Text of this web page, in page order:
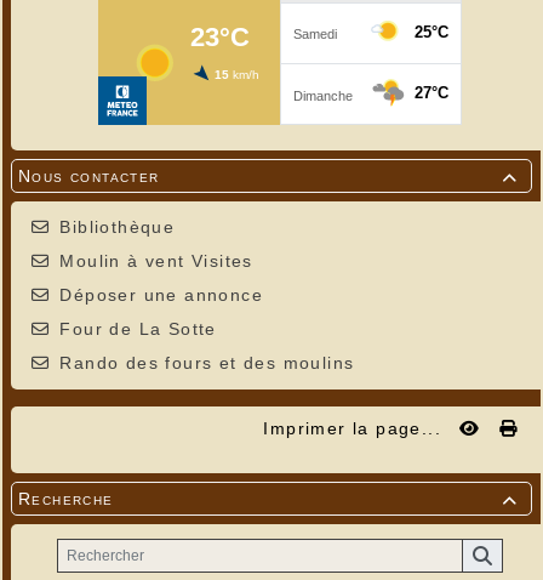

Nous contacter
Bibliothèque
Moulin à vent Visites
Déposer une annonce
Four de La Sotte
Rando des fours et des moulins
Imprimer la page...

Recherche